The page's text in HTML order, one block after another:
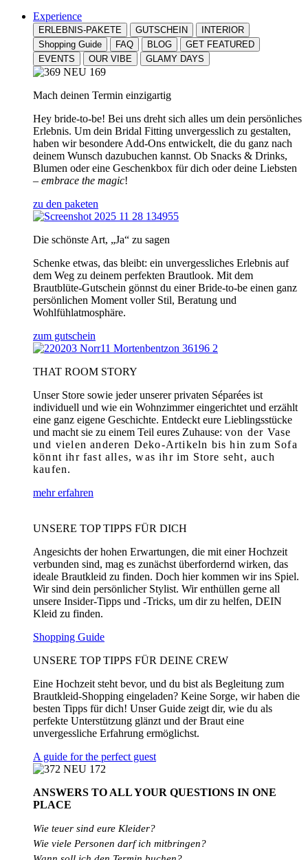
Experience
ERLEBNIS-PAKETE GUTSCHEIN
INTERIOR
Shopping Guide
FAQ BLOG
GET FEATURED
EVENTS
OUR VIBE GLAMY DAYS
Mach deinen Termin einzigartig
Hey bride-to-be! Bei uns dreht sich alles um dein persönliches
Erlebnis. Um dein Bridal Fitting unvergesslich zu gestalten,
haben wir besondere Add-Ons entwickelt, die du ganz nach
deinem Wunsch dazubuchen kannst. Ob Snacks & Drinks,
Blumen oder eine Geschenkbox für dich oder deine Liebsten
– embrace the magic!
zu den paketen
Die schönste Art, „Ja“ zu sagen
Schenke etwas, das bleibt: ein unvergessliches Erlebnis auf
dem Weg zu deinem perfekten Brautlook. Mit dem
Brautblüte-Gutschein gönnst du einer Bride-to-be einen ganz
persönlichen Moment voller Stil, Beratung und
Wohlfühlatmosphäre.
zum gutschein
THAT ROOM STORY
Unser Store sowie jeder unserer privaten Séparées ist
individuell und wie ein Wohnzimmer eingerichtet und erzählt
eine ganz eigene Geschichte. Entdeckt eure Lieblingsstücke
und macht sie zu einem Teil eures Zuhause: von der Vase
und vielen anderen Deko-Artikeln bis hin zum Sofa
könnt ihr fast alles, was ihr im Store seht, auch
kaufen.
mehr erfahren
UNSERE TOP TIPPS FÜR DICH
Angesichts der hohen Erwartungen, die mit einer Hochzeit
verbunden sind, mag es zunächst überfordernd wirken, das
ideale Brautkleid zu finden. Doch hier kommen wir ins Spiel.
Wir sind dein persönlicher Stylist. Wir enthüllen gerne all
unsere Insider-Tipps und -Tricks, um dir zu helfen, DEIN
Kleid zu finden.
Shopping Guide
UNSERE TOP TIPPS FÜR DEINE CREW
Eine Hochzeit steht bevor, und du bist als Begleitung zum
Brautkleid-Shopping eingeladen? Keine Sorge, wir haben die
besten Tipps für dich! Unser Guide zeigt dir, wie du als
perfekte Unterstützung glänzt und der Braut eine
unvergessliche Erfahrung ermöglichst.
A guide for the perfect guest
ANSWERS TO ALLYOUR QUESTIONS IN ONE
PLACE
Wie teuer sind eure Kleider?
Wie viele Personen darf ich mitbringen?